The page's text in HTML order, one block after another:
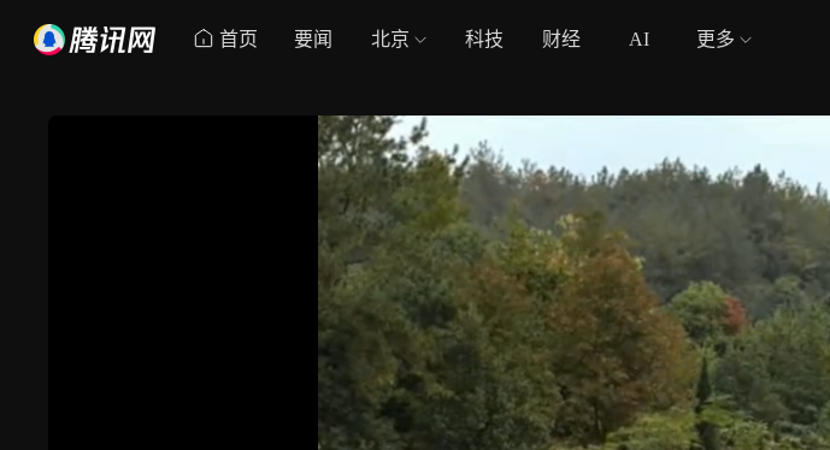
首页 要闻 北京 科技 财经 AI 更多